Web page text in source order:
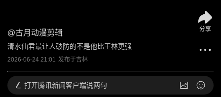
@古月动漫剪辑
清水仙君最让人破防的不是他比王林更强
2026-06-24 21:01 发布于吉林
分享
打开腾讯新闻客户端说两句